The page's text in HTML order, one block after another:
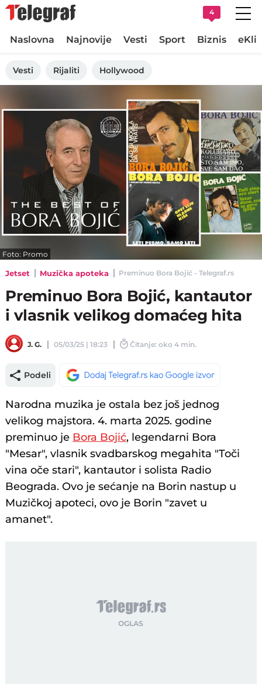
4
Naslovna Najnovije Vesti Sport Biznis
Vesti Rijaliti Hollywood
Foto: Promo
Jetset Muzička apoteka Preminuo Bora Bojić - Telegraf.rs
Preminuo Bora Bojić, kantautor
i vlasnik velikog domaćeg hita
J. G. 05/03/25 | 18:23 Čitanje: oko 4 min.
Podeli
Narodna muzika je ostala bez još jednog
velikog majstora. 4. marta 2025. godine
preminuo je Bora Bojić, legendarni Bora
"Mesar", vlasnik svadbarskog megahita "Toči
vina oče stari", kantautor i solista Radio
Beograda. Ovo je sećanje na Borin nastup u
Muzičkoj apoteci, ovo je Borin "zavet u
amanet".